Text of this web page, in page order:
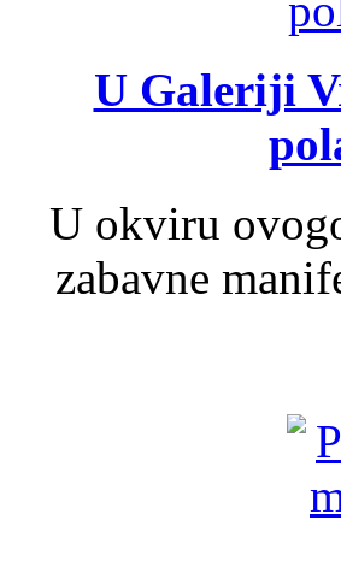
U Galeriji
U okviru
zabavne